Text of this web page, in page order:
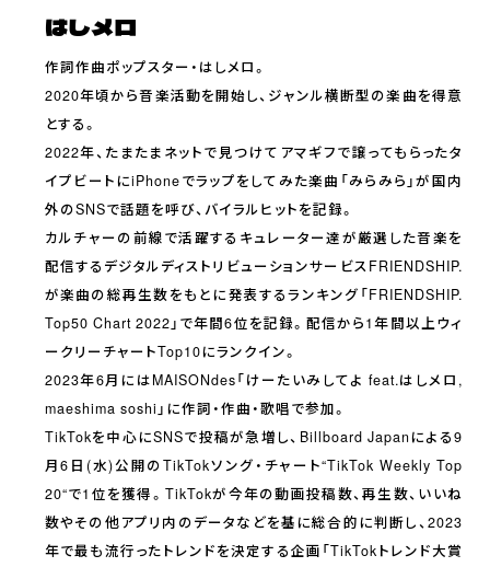
はしメロ
作詞作曲ポップスター・はしメロ。
2020年頃から音楽活動を開始し、ジャンル横断型の楽曲を得意
とする。
2022年、たまたまネットで見つけてアマギフで譲ってもらったタ
イプビートにiPhoneでラップをしてみた楽曲「みらみら」が国内
外のSNSで話題を呼び、バイラルヒットを記録。
カルチャーの前線で活躍するキュレーター達が厳選した音楽を
配信するデジタルディストリビューションサービスFRIENDSHIP.
が楽曲の総再生数をもとに発表するランキング「FRIENDSHIP.
Top50 Chart 2022」で年間6位を記録。配信から1年間以上ウィ
ークリーチャートTop10にランクイン。
2023年6月にはMAISONdes「けーたいみしてよ feat.はしメロ,
maeshima soshi」に作詞・作曲・歌唱で参加。
TikTokを中心にSNSで投稿が急増し、Billboard Japanによる9
月6日(水)公開のTikTokソング・チャート“TikTok Weekly Top
20“で1位を獲得。TikTokが今年の動画投稿数、再生数、いいね
数やその他アプリ内のデータなどを基に総合的に判断し、2023
年で最も流行ったトレンドを決定する企画「TikTokトレンド大賞